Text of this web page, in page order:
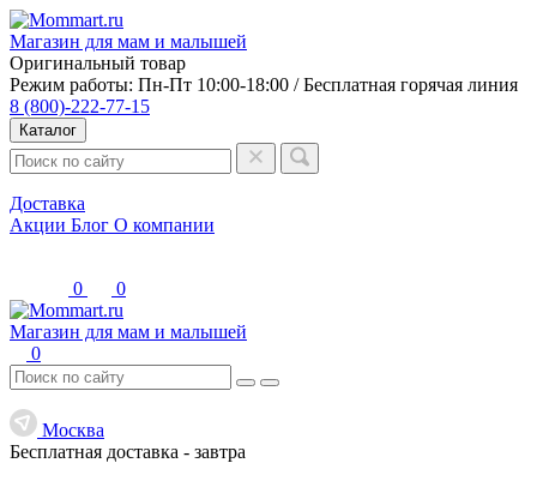
Магазин для мам и малышей
Оригинальный товар
Режим работы: Пн-Пт 10:00-18:00 / Бесплатная горячая линия
8 (800)-222-77-15
Каталог
Доставка
Акции Блог О компании
0 0
Магазин для мам и малышей
0
Москва
Бесплатная доставка - завтра